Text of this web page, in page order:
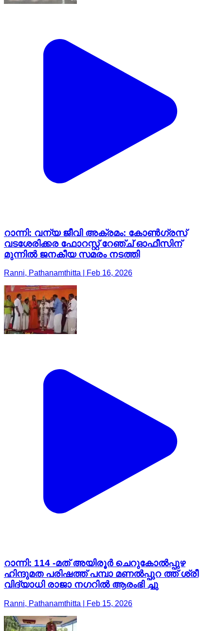
റാന്നി: വന്യ ജീവി അക്രമം: കോൺഗ്രസ്
വടശേരിക്കര ഫോറസ്റ്റ് റേഞ്ച് ഓഫീസിന്
മുന്നിൽ ജനകീയ സമരം നടത്തി
Ranni, Pathanamthitta | Feb 16, 2026
റാന്നി: 114 -മത് അയിരൂർ ചെറുകോൽപ്പുഴ
ഹിന്ദുമത പരിഷത്ത് പമ്പാ മണൽപ്പുറ ത്ത് ശ്രീ
വിദ്യാധി രാജാ നഗറിൽ ആരംഭി ച്ചു
Ranni, Pathanamthitta | Feb 15, 2026